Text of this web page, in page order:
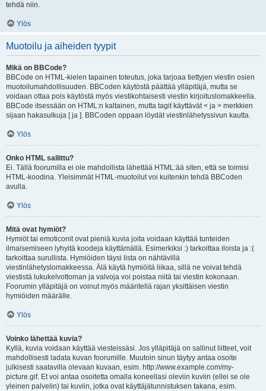
tehdä niin.
Ylös
Muotoilu ja aiheiden tyypit
Mikä on BBCode?
BBCode on HTML-kielen tapainen toteutus, joka tarjoaa tiettyjen viestin osien
muotoilumahdollisuuden. BBCoden käytöstä päättää ylläpitäjä, mutta se
voidaan ottaa pois käytöstä myös viestikohtaisesti viestin kirjoituslomakkeella.
BBCode itsessään on HTML:n kaltainen, mutta tagit käyttävät < ja > merkkien
sijaan hakasulkuja [ ja ]. BBCoden oppaan löydät viestinlähetyssivun kautta.
Ylös
Onko HTML sallittu?
Ei. Tällä foorumilla ei ole mahdollista lähettää HTML:ää siten, että se toimisi
HTML-koodina. Yleisimmät HTML-muotoilut voi kuitenkin tehdä BBCoden
avulla.
Ylös
Mitä ovat hymiöt?
Hymiöt tai emoticonit ovat pieniä kuvia joita voidaan käyttää tunteiden
ilmaisemiseen lyhyitä koodeja käyttämällä. Esimerkiksi :) tarkoittaa iloista ja :(
tarkoittaa surullista. Hymiöiden täysi lista on nähtävillä
viestinlähetyslomakkeessa. Älä käytä hymiöitä liikaa, sillä ne voivat tehdä
viestistä lukukelvottoman ja valvoja voi poistaa niitä tai viestin kokonaan.
Foorumin ylläpitäjä on voinut myös määritellä rajan yksittäisen viestin
hymiöiden määrälle.
Ylös
Voinko lähettää kuvia?
Kyllä, kuvia voidaan käyttää viesteissäsi. Jos ylläpitäjä on sallinut liitteet, voit
mahdollisesti ladata kuvan foorumille. Muutoin sinun täytyy antaa osoite
julkisesti saatavilla olevaan kuvaan, esim. http://www.example.com/my-
picture.gif. Et voi antaa osoitetta omalla koneellasi oleviin kuviin (ellei se ole
yleinen palvelin) tai kuviin, jotka ovat käyttäjätunnistuksen takana, esim.